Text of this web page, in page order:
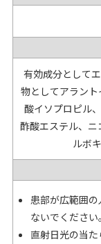
有効成分として
物としてアラン
酸イソプロピル
酢酸エステル、ニ
ルボ
患部が広範囲
ないでください。
直射日光の当